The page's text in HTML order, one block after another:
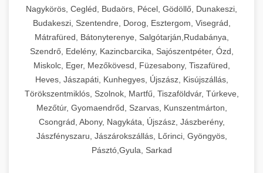
Nagykörös, Cegléd, Budaörs, Pécel, Gödöllő, Dunakeszi,
Budakeszi, Szentendre, Dorog, Esztergom, Visegrád,
Mátrafüred, Bátonyterenye, Salgótarján,Rudabánya,
Szendrő, Edelény, Kazincbarcika, Sajószentpéter, Ózd,
Miskolc, Eger, Mezőkövesd, Füzesabony, Tiszafüred,
Heves, Jászapáti, Kunhegyes, Újszász, Kisújszállás,
Törökszentmiklós, Szolnok, Martfű, Tiszaföldvár, Túrkeve,
Mezőtúr, Gyomaendrőd, Szarvas, Kunszentmárton,
Csongrád, Abony, Nagykáta, Újszász, Jászberény,
Jászfényszaru, Jászárokszállás, Lőrinci, Gyöngyös,
Pásztó,Gyula, Sarkad